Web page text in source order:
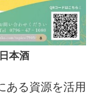
本酒
ある資源を活用